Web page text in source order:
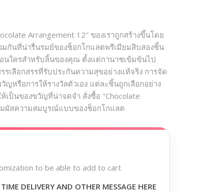
Arrangement 12" ของเราถูกสร้างขึ้นโดย
มกันที่น่ารื่นรมย์ของช็อกโกแลตพรีเมียมสิบสองชิ้น
ใครสำหรับลิ้นของคุณ ตั้งแต่กานาชเข้มข้นไป
เลือกสรรที่รับประกันความสุขอย่างแท้จริง การจัด
ญหรือการให้รางวัลตัวเอง แต่ละชิ้นถูกเลือกอย่าง
เป็นของขวัญที่น่าจดจำ สั่งซื้อ "Chocolate
ผัสความสมบูรณ์แบบของช็อกโกแลต
to be able to add to cart
DELIVERY AND OTHER MESSAGE HERE